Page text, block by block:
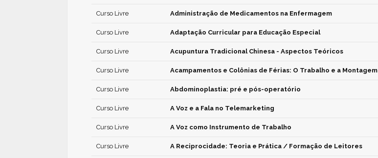
Curso Livre Administração de Medicamentos na Enfermagem
Curso Livre Adaptação Curricular para Educação Especial
Curso Livre Acupuntura Tradicional Chinesa - Aspectos Teóricos
Curso Livre Acampamentos e Colônias de Férias: O Trabalho e a Montagem
Curso Livre Abdominoplastia: pré e pós-operatório
Curso Livre A Voz e a Fala no Telemarketing
Curso Livre A Voz como Instrumento de Trabalho
Curso Livre A Reciprocidade: Teoria e Prática / Formação de Leitores